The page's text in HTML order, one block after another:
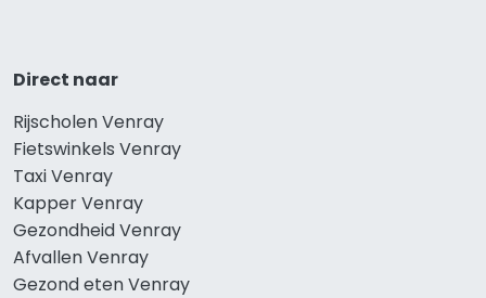
Direct naar
Rijscholen Venray
Fietswinkels Venray
Taxi Venray
Kapper Venray
Gezondheid Venray
Afvallen Venray
Gezond eten Venray